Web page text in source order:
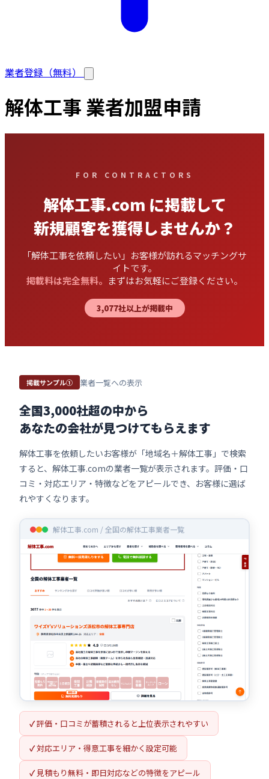
業者登録（無料）
解体工事 業者加盟申請
FOR CONTRACTORS
解体工事.com に掲載して
新規顧客を獲得しませんか？
「解体工事を依頼したい」お客様が訪れるマッチングサ
イトです。
掲載料は完全無料。 まずはお気軽にご登録ください。
3,077社以上が掲載中
掲載サンプル① 業者一覧への表示
全国3,000社超の中から
あなたの会社が見つけてもらえます
解体工事を依頼したいお客様が「地域名＋解体工事」で検索
すると、解体工事.comの業者一覧が表示されます。評価・口
コミ・対応エリア・特徴などをアピールでき、お客様に選ば
れやすくなります。
解体工事.com / 全国の解体工事業者一覧
✓評価・口コミが蓄積されると上位表示されやすい
✓対応エリア・得意工事を細かく設定可能
✓見積もり無料・即日対応などの特徴をアピール